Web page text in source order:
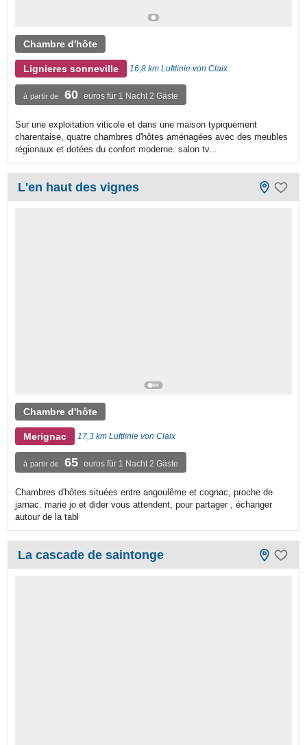
Chambre d'hôte
Lignieres sonneville 16,8 km Luftlinie von Claix
à partir de 60 euros für 1 Nacht 2 Gäste
Sur une exploitation viticole et dans une maison typiquement
charentaise, quatre chambres d'hôtes aménagées avec des meubles
régionaux et dotées du confort moderne. salon tv...
L'en haut des vignes
Chambre d'hôte
Merignac 17,3 km Luftlinie von Claix
à partir de 65 euros für 1 Nacht 2 Gäste
Chambres d'hôtes situées entre angoulême et cognac, proche de
jarnac. marie jo et dider vous attendent, pour partager , échanger
autour de la tabl
La cascade de saintonge